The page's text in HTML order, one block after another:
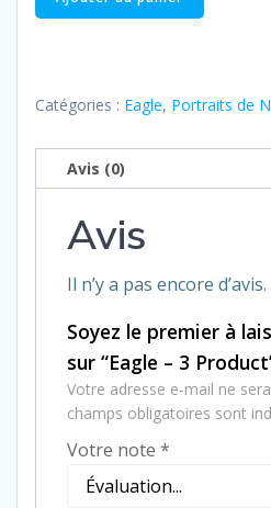
de
3
Catégories : Eagle, Portraits de
Avis (0)
Avis
Il n’y a pas encore d’avis.
Soyez le premier à
sur “Eagle – 3
Votre adresse e-mail ne
champs obligatoires sont
Votre note *